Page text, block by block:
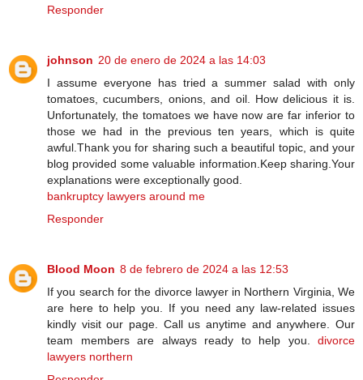
Responder
johnson 20 de enero de 2024 a las 14:03
I assume everyone has tried a summer salad with only
tomatoes, cucumbers, onions, and oil. How delicious it is.
Unfortunately, the tomatoes we have now are far inferior to
those we had in the previous ten years, which is quite
awful.Thank you for sharing such a beautiful topic, and your
blog provided some valuable information.Keep sharing.Your
explanations were exceptionally good.
bankruptcy lawyers around me
Responder
Blood Moon 8 de febrero de 2024 a las 12:53
If you search for the divorce lawyer in Northern Virginia, We
are here to help you. If you need any law-related issues
kindly visit our page. Call us anytime and anywhere. Our
team members are always ready to help you. divorce
lawyers northern